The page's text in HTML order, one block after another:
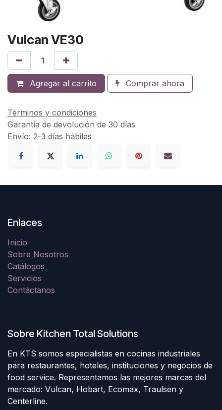
Vulcan VE30
Agregar al carrito Comprar ahora
Términos y condiciones
Garantía de devolución de 30 días
Envío: 2-3 días hábiles
Enlaces
Inicio
Sobre Nosotros
Catálogos
Servicios
Contáctanos
Sobre Kitchen Total Solutions
En KTS somos especialistas en cocinas industriales
para restaurantes, hoteles, instituciones y negocios de
food service. Representamos las mejores marcas del
mercado: Vulcan, Hobart, Ecomax, Traulsen y
Centerline.